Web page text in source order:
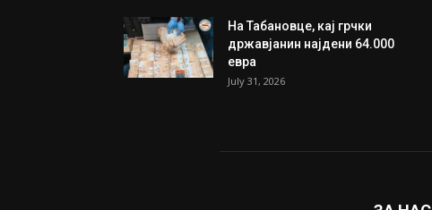
На Табановце, кај грчки
државјанин најдени 64.000
евра
July 31, 2026